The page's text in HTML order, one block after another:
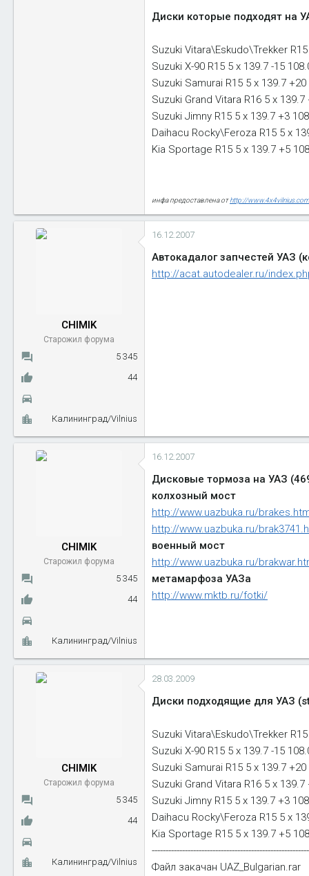
Диски которые подходят на
Suzuki Vitara\Eskudo\Trekker
Suzuki X-90 R15 5 x 139.7 -15
Suzuki Samurai R15 5 x 139.7 +20
Suzuki Grand Vitara R16 5 x 139.7
Suzuki Jimny R15 5 x 139.7 +3
Daihacu Rocky\Feroza R15 5 x
Kia Sportage R15 5 x 139.7 +5
инфа предоставлена отhttp://
CHIMIK
Старожил форума
5 345
44
Калининград/Vilnius
16.12.2007
Автокадалог запчестей УАЗ
http://acat.autodealer.ru/
CHIMIK
Старожил форума
5 345
44
Калининград/Vilnius
16.12.2007
Дисковые тормоза на УАЗ
колхозный мост
http://www.uazbuka.ru/
http://www.uazbuka.ru/
военный мост
http://www.uazbuka.ru/
метамарфоза УАЗа
http://www.mktb.ru/fotki/
CHIMIK
Старожил форума
5 345
44
Калининград/Vilnius
28.03.2009
Диски подходящие для УАЗ
Suzuki Vitara\Eskudo\Trekker
Suzuki X-90 R15 5 x 139.7 -15
Suzuki Samurai R15 5 x 139.7 +20
Suzuki Grand Vitara R16 5 x 139.7
Suzuki Jimny R15 5 x 139.7 +3
Daihacu Rocky\Feroza R15 5 x
Kia Sportage R15 5 x 139.7 +5
Файл закачан UAZ_Bulgarian.rar